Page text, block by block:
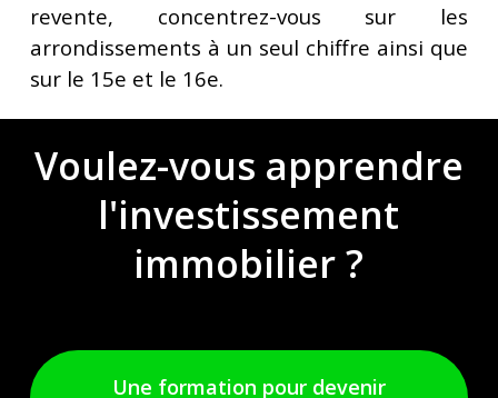
revente, concentrez-vous sur les
arrondissements à un seul chiffre ainsi que
sur le 15e et le 16e.
Voulez-vous apprendre
l'investissement
immobilier ?
Une formation pour devenir